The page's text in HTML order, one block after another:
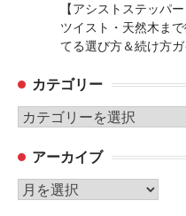
【アシストステッパ
ツイスト・天然木ま
てる選び方＆続け方ガ
カテゴリー
カ
ゴ
リ
ー
アーカイブ
ア